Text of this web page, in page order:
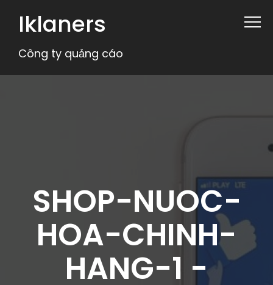
Iklaners
Công ty quảng cáo
SHOP-NUOC-
HOA-CHINH-
HANG-1 -